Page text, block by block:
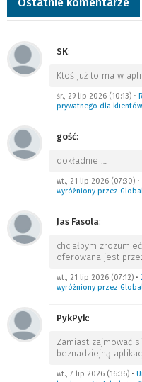
SK:
Ktoś już to ma w
śr., 29 lip 2026 (10:13) •
prywatnego dla
gość:
dokładnie …
wt., 21 lip 2026 (07:30) •
wyróżniony przez
Jas Fasola:
chciałbym
oferowana jest
wt., 21 lip 2026 (07:12) •
wyróżniony przez
PykPyk:
Zamiast zajmować
beznadziejną
wt., 7 lip 2026 (16:36) •